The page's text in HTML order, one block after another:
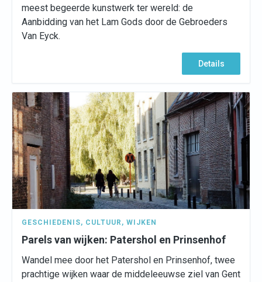
meest begeerde kunstwerk ter wereld: de
Aanbidding van het Lam Gods door de Gebroeders
Van Eyck.
Details
GESCHIEDENIS, CULTUUR , WIJKEN
Parels van wijken: Patershol en Prinsenhof
Wandel mee door het Patershol en Prinsenhof, twee
prachtige wijken waar de middeleeuwse ziel van Gent